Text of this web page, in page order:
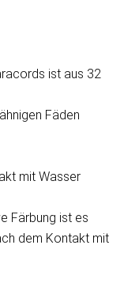
ist aus 32
Fäden
mit Wasser
Färbung ist es
dem Kontakt mit